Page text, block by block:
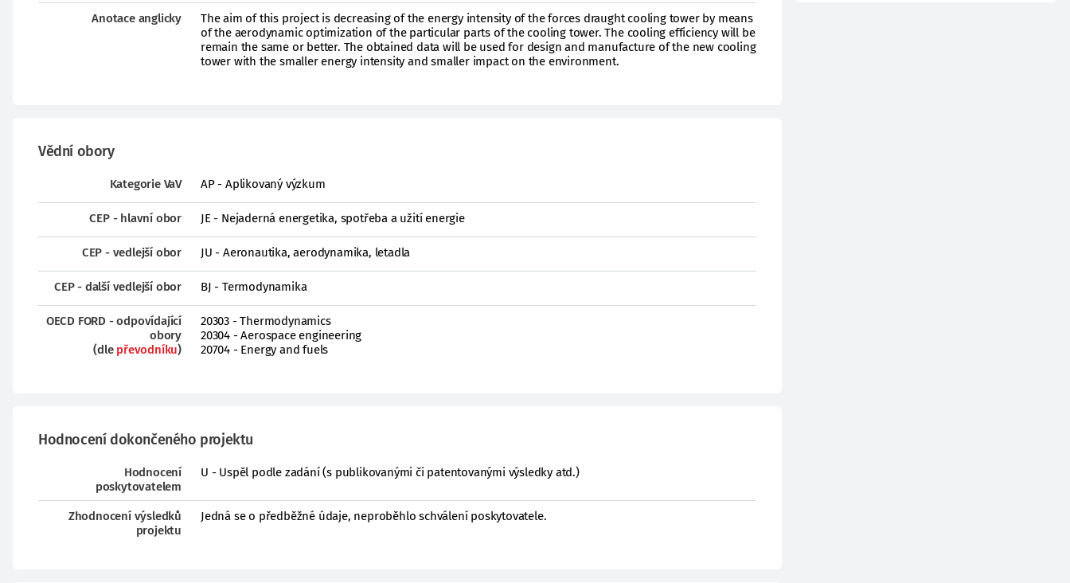
Anotace anglicky
The aim of this project is decreasing of the energy intensity of the forces draught cooling tower by means
of the aerodynamic optimization of the particular parts of the cooling tower. The cooling efficiency will be
remain the same or better. The obtained data will be used for design and manufacture of the new cooling
tower with the smaller energy intensity and smaller impact on the environment.
Vědní obory
Kategorie VaV AP - Aplikovaný výzkum
CEP - hlavní obor JE - Nejaderná energetika, spotřeba a užití energie
CEP - vedlejší obor JU - Aeronautika, aerodynamika, letadla
CEP - další vedlejší obor BJ - Termodynamika
OECD FORD - odpovídající
obory
(dle převodníku)
20303 - Thermodynamics
20304 - Aerospace engineering
20704 - Energy and fuels
Hodnocení dokončeného projektu
Hodnocení
poskytovatelem
U - Uspěl podle zadání (s publikovanými či patentovanými výsledky atd.)
Zhodnocení výsledků
projektu
Jedná se o předběžné údaje, neproběhlo schválení poskytovatele.